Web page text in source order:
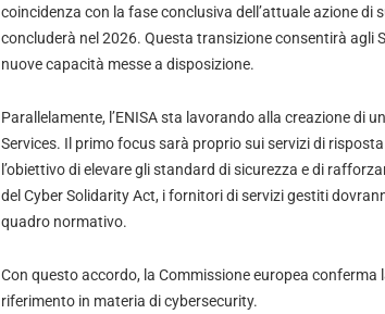
coincidenza con la fase conclusiva dell’attuale azione di
concluderà nel 2026. Questa transizione consentirà agli
nuove capacità messe a disposizione.
Parallelamente, l’ENISA sta lavorando alla creazione di
Services. Il primo focus sarà proprio sui servizi di
l’obiettivo di elevare gli standard di sicurezza e di
del Cyber Solidarity Act, i fornitori di servizi gestiti
quadro normativo.
Con questo accordo, la Commissione europea
riferimento in materia di cybersecurity.